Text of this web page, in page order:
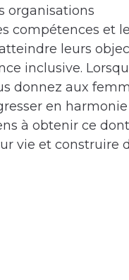
organisations
compétences et
leurs
inclusive.
donnez aux
en
à obtenir ce
vie et construire